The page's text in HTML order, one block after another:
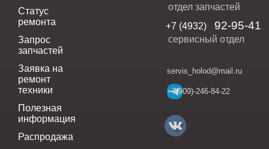
Статус
ремонта
Запрос
запчастей
Заявка на
ремонт
техники
Полезная
информация
Распродажа
отдел запчастей
+7 (4932)
92-95-41
сервисный отдел
servis_holod@mail.ru
+7(909)-246-84-22